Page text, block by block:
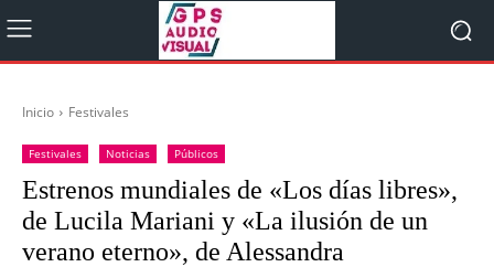
Inicio Festivales
Festivales Noticias Públicos
Estrenos mundiales de «Los días libres»,
de Lucila Mariani y «La ilusión de un
verano eterno», de Alessandra